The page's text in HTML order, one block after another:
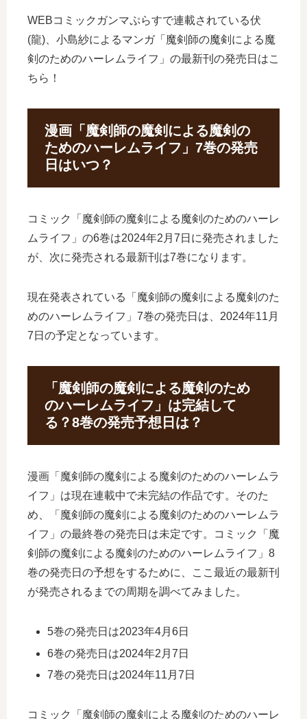
WEBコミックガンマぷらすで連載されている伏
(龍)、小島紗によるマンガ「魔剣師の魔剣による魔
剣のためのハーレムライフ」の最新刊の発売日はこ
ちら！
漫画「魔剣師の魔剣による魔剣の
ためのハーレムライフ」7巻の発売
日はいつ？
コミック「魔剣師の魔剣による魔剣のためのハーレ
ムライフ」の6巻は2024年2月7日に発売されました
が、次に発売される最新刊は7巻になります。
現在発表されている「魔剣師の魔剣による魔剣のた
めのハーレムライフ」7巻の発売日は、2024年11月
7日の予定となっています。
「魔剣師の魔剣による魔剣のため
のハーレムライフ」は完結して
る？8巻の発売予想日は？
漫画「魔剣師の魔剣による魔剣のためのハーレムラ
イフ」は現在連載中で未完結の作品です。そのた
め、「魔剣師の魔剣による魔剣のためのハーレムラ
イフ」の最終巻の発売日は未定です。コミック「魔
剣師の魔剣による魔剣のためのハーレムライフ」8
巻の発売日の予想をするために、ここ最近の最新刊
が発売されるまでの周期を調べてみました。
5巻の発売日は2023年4月6日
6巻の発売日は2024年2月7日
7巻の発売日は2024年11月7日
コミック「魔剣師の魔剣による魔剣のためのハーレ